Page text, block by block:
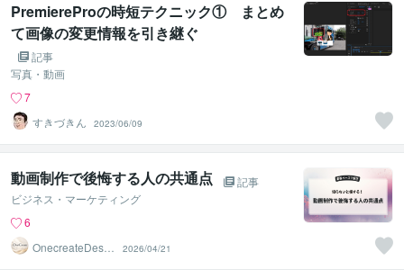
PremiereProの時短テクニック① まとめ
て画像の変更情報を引き継ぐ
記事
写真・動画
7
すきづきん
2023/06/09
動画制作で後悔する人の共通点
記事
ビジネス・マーケティング
6
OnecreateDesig
2026/04/21